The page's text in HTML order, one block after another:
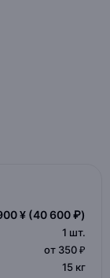
¥ (40 600 ₽)
1 шт.
от 350 ₽
15 кг